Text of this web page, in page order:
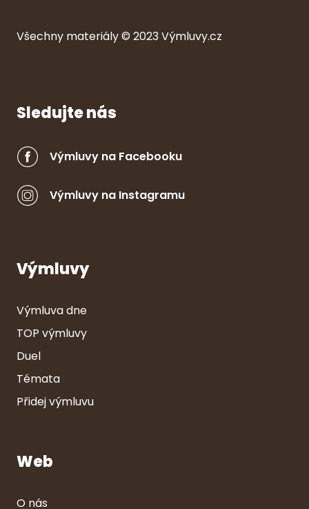
Všechny materiály © 2023Výmluvy.cz
Sledujte nás
Výmluvy na Facebooku
Výmluvy na Instagramu
Výmluvy
Výmluva dne
TOP výmluvy
Duel
Témata
Přidej výmluvu
Web
O nás